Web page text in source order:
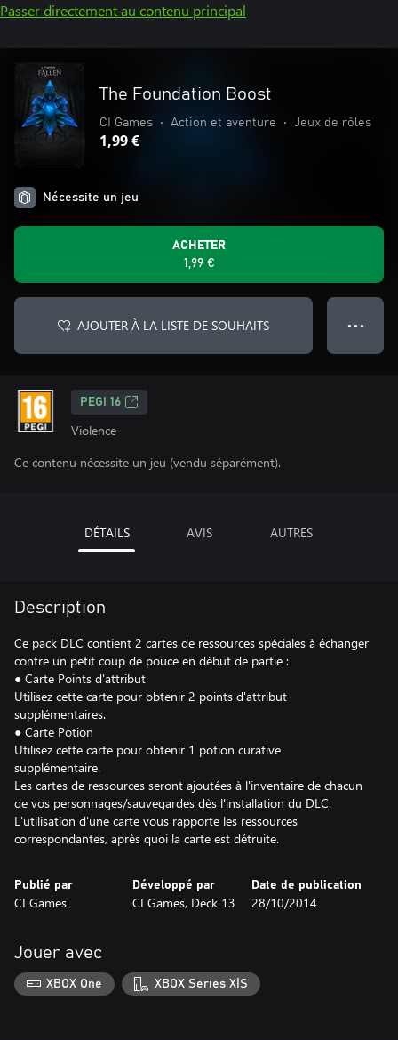
Passer directement au contenu principal
The Foundation Boost
CI Games • Action et aventure • Jeux de rôles
1,99 €
Nécessite un jeu
ACHETER
1,99 €
AJOUTER À LA LISTE DE SOUHAITS ● ● ●
PEGI 16
Violence
Ce contenu nécessite un jeu (vendu séparément).
DÉTAILS AVIS AUTRES
Description
Ce pack DLC contient 2 cartes de ressources spéciales à échanger
contre un petit coup de pouce en début de partie :
● Carte Points d'attribut
Utilisez cette carte pour obtenir 2 points d'attribut
supplémentaires.
● Carte Potion
Utilisez cette carte pour obtenir 1 potion curative
supplémentaire.
Les cartes de ressources seront ajoutées à l'inventaire de chacun
de vos personnages/sauvegardes dès l'installation du DLC.
L'utilisation d'une carte vous rapporte les ressources
correspondantes, après quoi la carte est détruite.
Publié par
CI Games
Développé par
CI Games, Deck 13
Date de publication
28/10/2014
Jouer avec
XBOX One XBOX Series X|S